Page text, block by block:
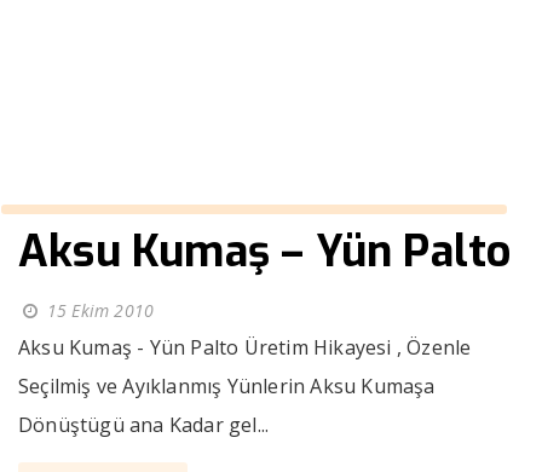
Aksu Kumaş – Yün Palto
15 Ekim 2010
Aksu Kumaş - Yün Palto Üretim Hikayesi , Özenle
Seçilmiş ve Ayıklanmış Yünlerin Aksu Kumaşa
Dönüştügü ana Kadar gel...